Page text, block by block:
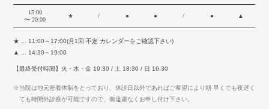
15:00
〜 20:00
★ / ● ● / ● ▲
★ ... 11:00～17:00(月1回 不定 カレンダーをご確認下さい)
▲ ... 14:30～19:00
【最終受付時間】火・水・金 19:30 / 土 18:30 / 日 16:30
※当院は地元密着体制をとっており、休診日以外であればご希望により朝 早くでも夜遅く
ても時間外診療が可能ですので、御遠慮なくお申し付け下さい。